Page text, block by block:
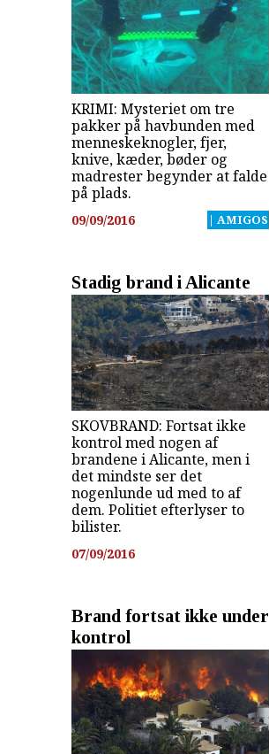
KRIMI: Mysteriet om tre
pakker på havbunden med
menneskeknogler, fjer,
knive, kæder, bøder og
madrester begynder at falde
på plads.
09/09/2016 | AMIGOS
Stadig brand i Alicante
SKOVBRAND: Fortsat ikke
kontrol med nogen af
brandene i Alicante, men i
det mindste ser det
nogenlunde ud med to af
dem. Politiet efterlyser to
bilister.
07/09/2016
Brand fortsat ikke under
kontrol